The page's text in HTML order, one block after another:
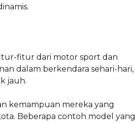
fitur dari motor sport dan
dalam berkendara sehari-hari,
jauh.
kemampuan mereka yang
Beberapa contoh model yang